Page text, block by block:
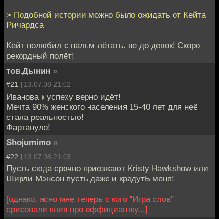
> Подобной истории можно было ожидать от Кейта
Ричардса
Кейт полюбил с пальм лётать. не до девок! Скоро
рекордный полёт!
тов.Дынин »
#21 | 13.07.08 21:02
Иванова к успеху верно идёт!
Мечта 90% женского населения 15-40 лет для неё
стала реальностью!
Фартануло!
Shojumimo »
#22 | 13.07.08 21:03
Пусть сюда срочно приезжают Kristy Hawkshow или
Ширли Мэнсон пусть даже и крадутЬ меня!
[однако, ясно мне теперь с кого "Игра слов"
срисовали клип про оффициантку...]